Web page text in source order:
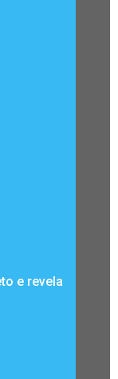
e revela